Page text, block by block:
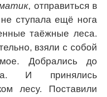
, отправиться в
ступала ещё нога
таёжные леса.
взяли с собой
Добрались до
И принялись
лесу. Поставили